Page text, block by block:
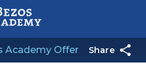
Academy Offer Share